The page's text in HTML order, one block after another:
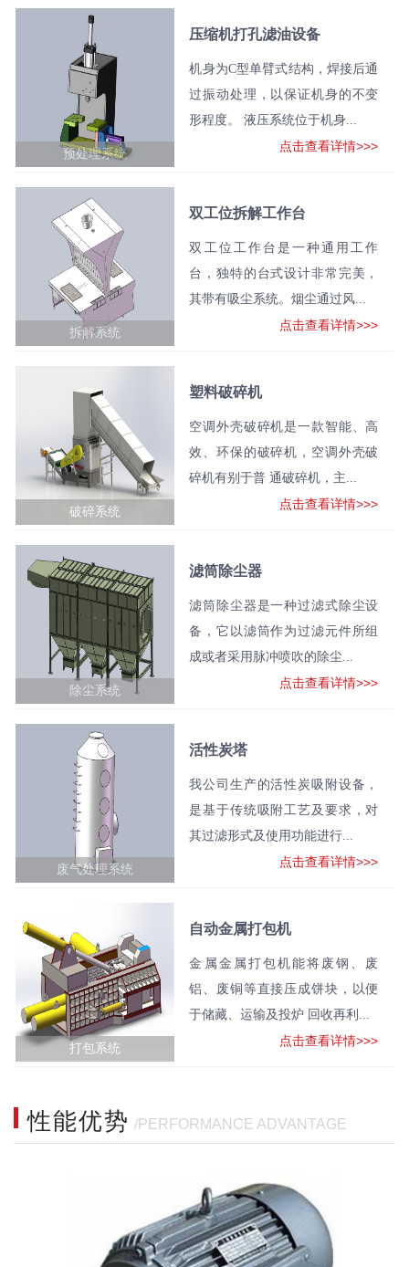
预处理系统
压缩机打孔滤油设备
机身为C型单臂式结构，焊接后通
过振动处理，以保证机身的不变
形程度。 液压系统位于机身...
点击查看详情>>>
拆解系统
双工位拆解工作台
双工位工作台是一种通用工作
台，独特的台式设计非常完美，
其带有吸尘系统。烟尘通过风...
点击查看详情>>>
破碎系统
塑料破碎机
空调外壳破碎机是一款智能、高
效、环保的破碎机，空调外壳破
碎机有别于普 通破碎机，主...
点击查看详情>>>
除尘系统
滤筒除尘器
滤筒除尘器是一种过滤式除尘设
备，它以滤筒作为过滤元件所组
成或者采用脉冲喷吹的除尘...
点击查看详情>>>
废气处理系统
活性炭塔
我公司生产的活性炭吸附设备，
是基于传统吸附工艺及要求，对
其过滤形式及使用功能进行...
点击查看详情>>>
打包系统
自动金属打包机
金属金属打包机能将废钢、废
铝、废铜等直接压成饼块，以便
于储藏、运输及投炉 回收再利...
点击查看详情>>>
性能优势 /PERFORMANCE ADVANTAGE